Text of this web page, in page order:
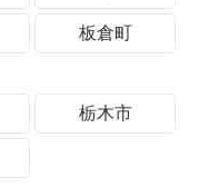
板倉町
栃木市